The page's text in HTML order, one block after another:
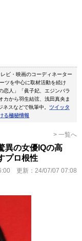
ビ・映画のコーディネーター
ツを中心に取材活動を続け
人」「眞子妃、エジンバラ
カから羽生結弦、浅田真央ま
スなどで執筆中。 ツイッタ
る極秘情報
> 一覧へ
異の女優IQの高
プロ根性
更新： 24/07/07 07:08